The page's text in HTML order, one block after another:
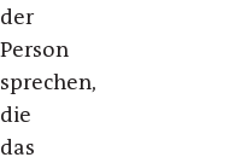
der
Person
sprechen,
die
das